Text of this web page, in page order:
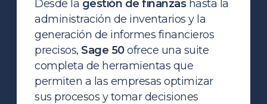
Desde la gestión de finanzashasta la
administración de inventarios y la
generación de informes financieros
precisos,Sage 50ofrece una suite
completa de herramientas que
permiten a las empresas optimizar
sus procesos y tomar decisiones